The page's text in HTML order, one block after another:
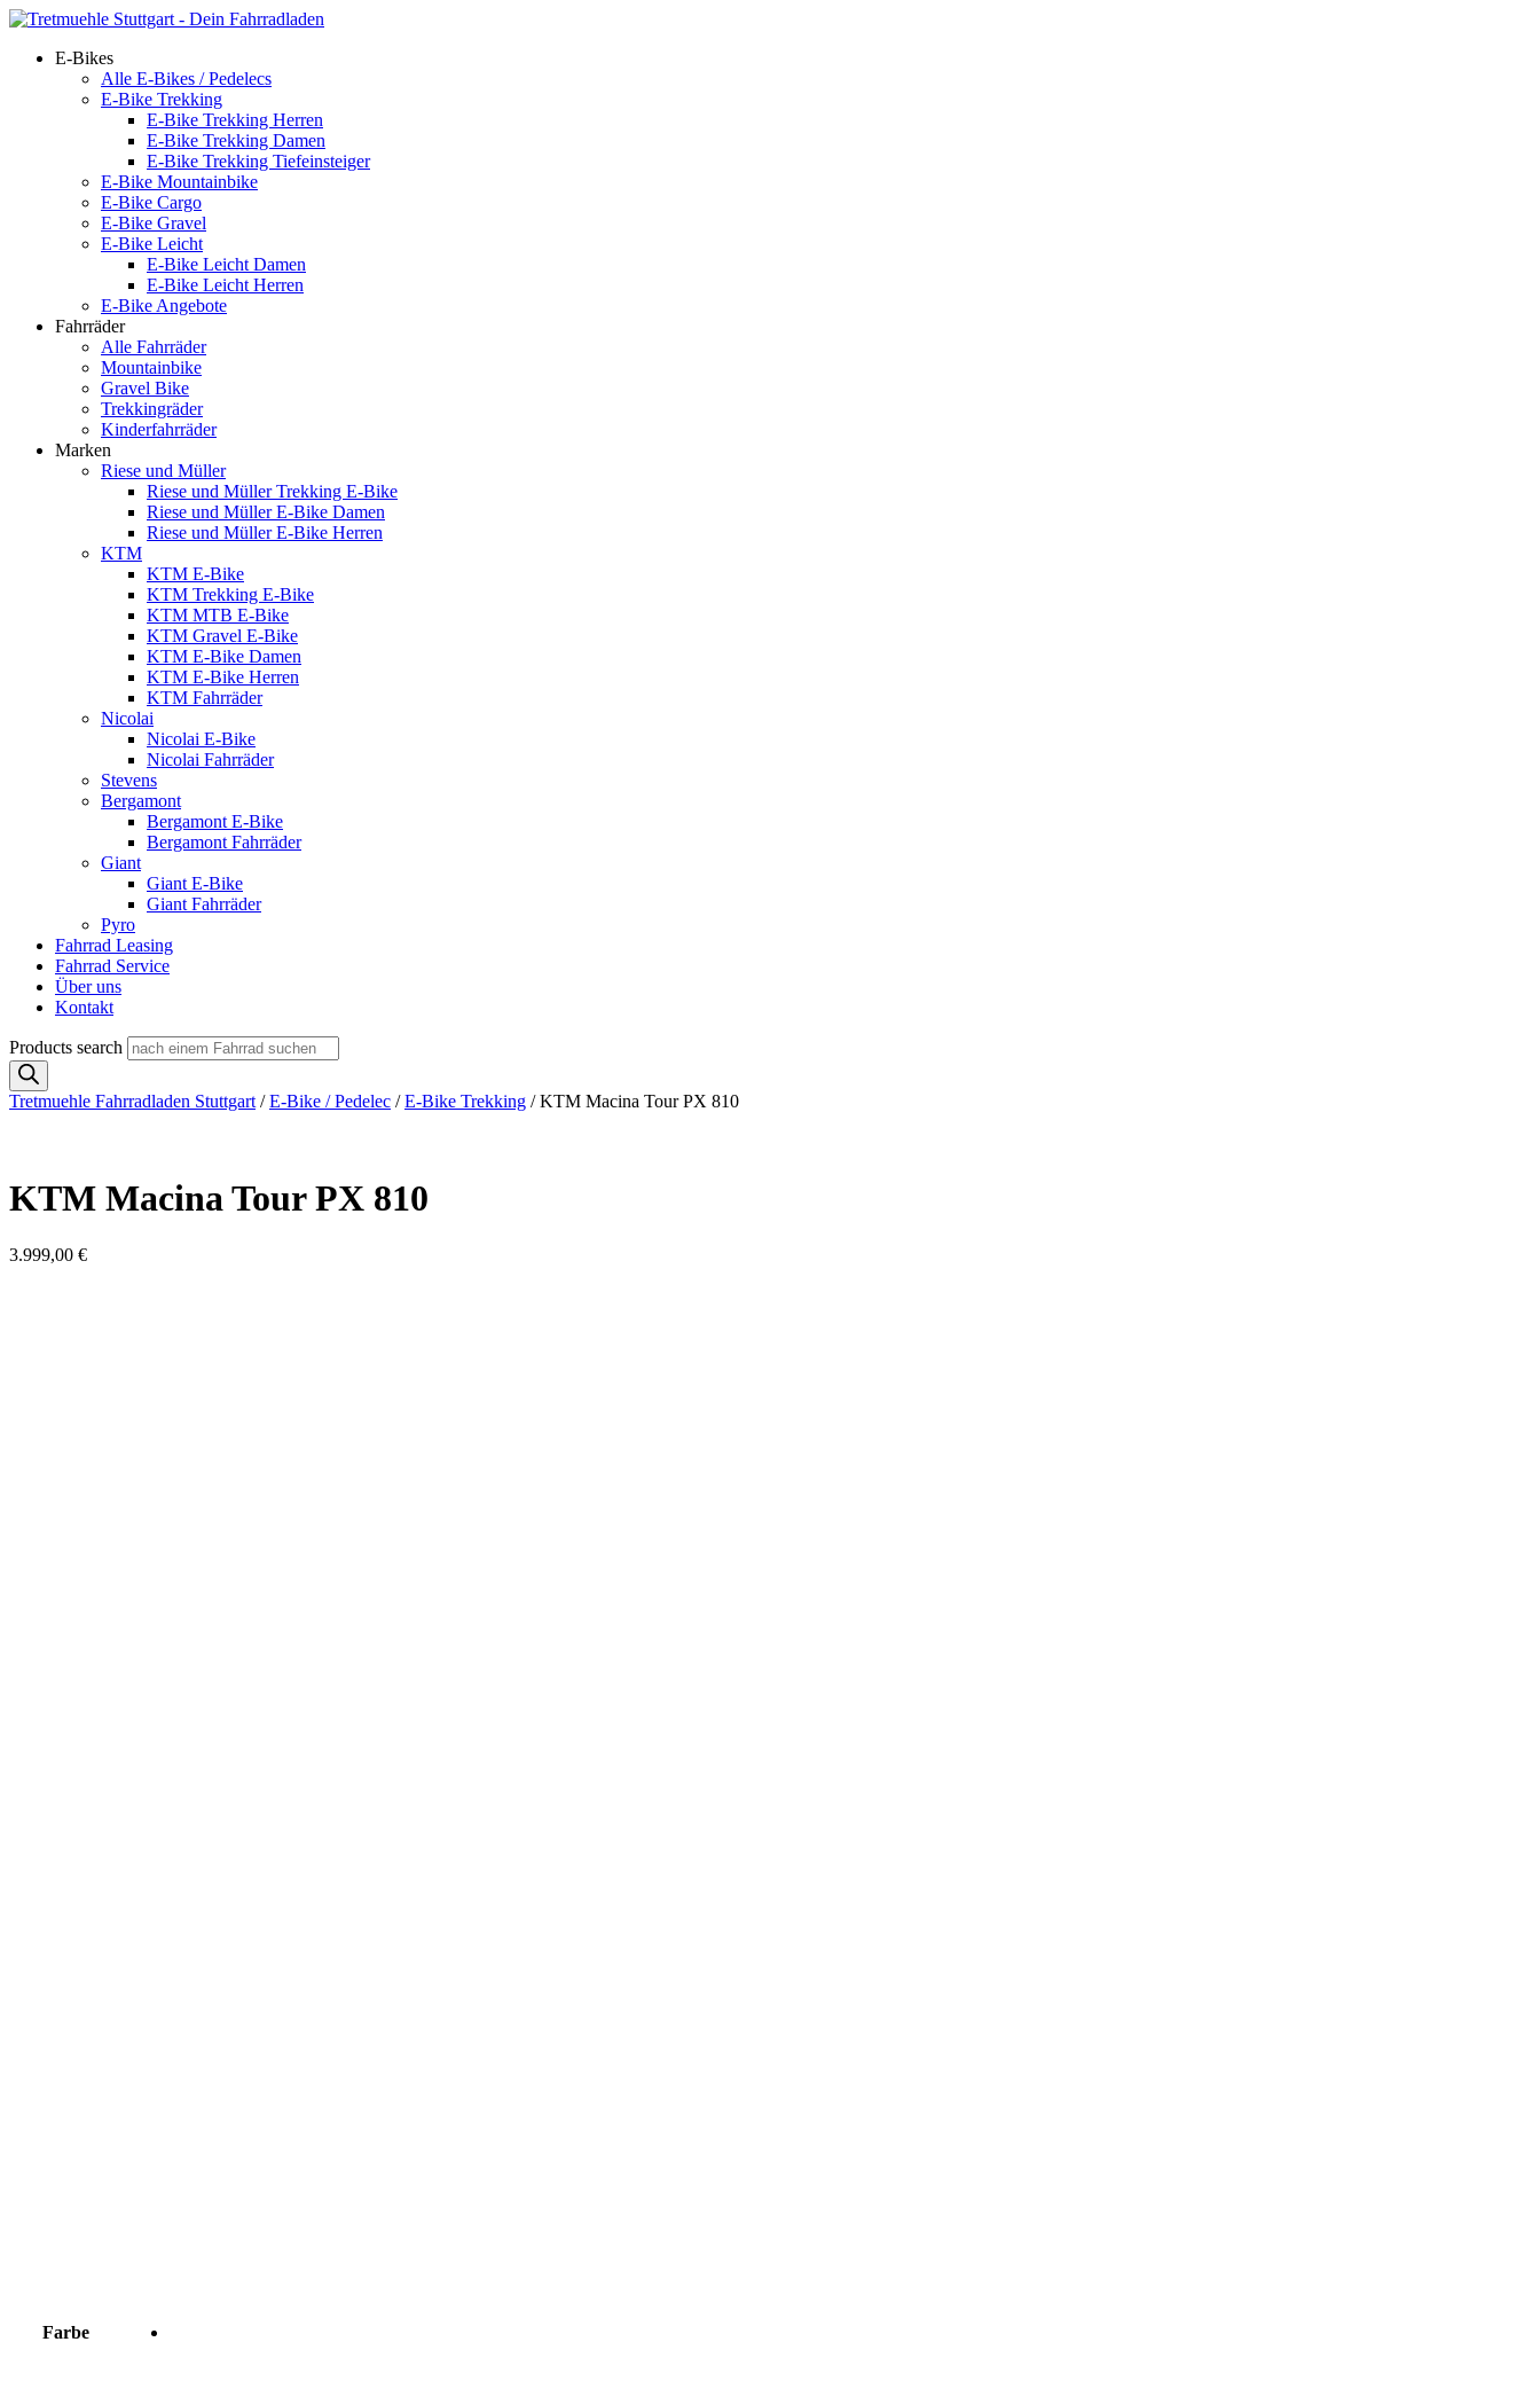
E-Bikes
Alle E-Bikes / Pedelecs
E-Bike Trekking
E-Bike Trekking Herren
E-Bike Trekking Damen
E-Bike Trekking Tiefeinsteiger
E-Bike Mountainbike
E-Bike Cargo
E-Bike Gravel
E-Bike Leicht
E-Bike Leicht Damen
E-Bike Leicht Herren
E-Bike Angebote
Fahrräder
Alle Fahrräder
Mountainbike
Gravel Bike
Trekkingräder
Kinderfahrräder
Marken
Riese und Müller
Riese und Müller Trekking E-Bike
Riese und Müller E-Bike Damen
Riese und Müller E-Bike Herren
KTM
KTM E-Bike
KTM Trekking E-Bike
KTM MTB E-Bike
KTM Gravel E-Bike
KTM E-Bike Damen
KTM E-Bike Herren
KTM Fahrräder
Nicolai
Nicolai E-Bike
Nicolai Fahrräder
Stevens
Bergamont
Bergamont E-Bike
Bergamont Fahrräder
Giant
Giant E-Bike
Giant Fahrräder
Pyro
Fahrrad Leasing
Fahrrad Service
Über uns
Kontakt
Products search
Tretmuehle Fahrradladen Stuttgart /E-Bike / Pedelec /E-Bike Trekking /KTM Macina Tour PX 810
KTM Macina Tour PX 810
3.999,00 €
Farbe